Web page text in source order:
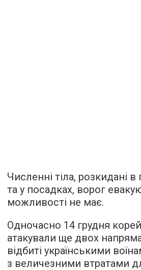
Численні тіла, розкидані в
та у посадках, ворог
можливості не має.
Одночасно 14 грудня
атакували ще двох
відбиті українськими
з величезними втратами